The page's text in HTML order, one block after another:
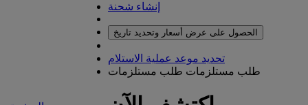
إنشاء شحنة
الحصول على عرض أسعار وتحديد تاريخ
تحديد موعد عملية الاستلام
طلب مستلزمات طلب مستلزمات